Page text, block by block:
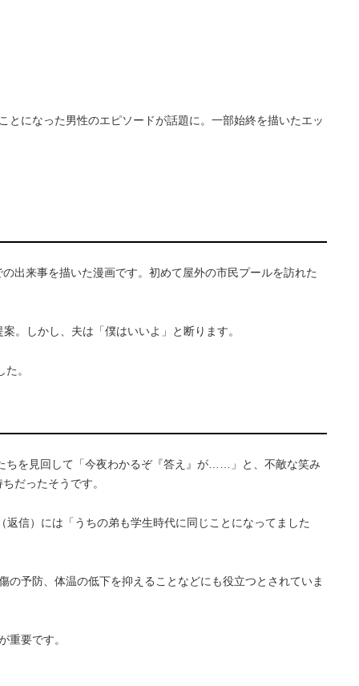
になった男性のエピソードが話題に。一部始終を描いたエッ
出来事を描いた漫画です。初めて屋外の市民プールを訪れた
。しかし、夫は「僕はいいよ」と断ります。
。
ちを見回して「今夜わかるぞ『答え』が……」と、不敵な笑み
だったそうです。
信）には「うちの弟も学生時代に同じことになってました
予防、体温の低下を抑えることなどにも役立つとされていま
重要です。